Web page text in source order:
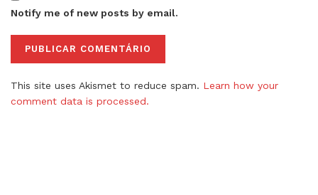
Notify me of new posts by email.
This site uses Akismet to reduce spam. Learn how your
comment data is processed.